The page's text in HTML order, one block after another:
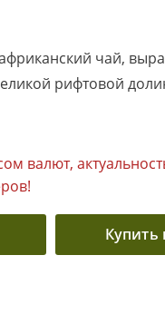
чай,
рифтовой
валют,
Купить